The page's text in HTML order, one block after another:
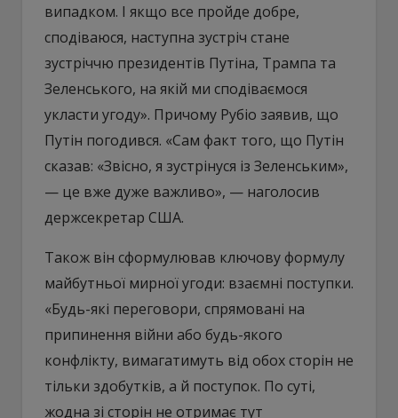
випадком. І якщо все пройде добре,
сподіваюся, наступна зустріч стане
зустріччю президентів Путіна, Трампа та
Зеленського, на якій ми сподіваємося
укласти угоду». Причому Рубіо заявив, що
Путін погодився. «Сам факт того, що Путін
сказав: «Звісно, я зустрінуся із Зеленським»,
— це вже дуже важливо», — наголосив
держсекретар США.
Також він сформулював ключову формулу
майбутньої мирної угоди: взаємні поступки.
«Будь-які переговори, спрямовані на
припинення війни або будь-якого
конфлікту, вимагатимуть від обох сторін не
тільки здобутків, а й поступок. По суті,
жодна зі сторін не отримає тут